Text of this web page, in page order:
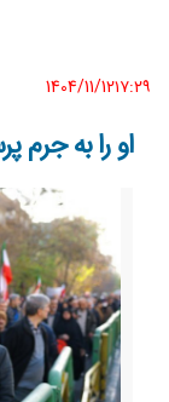
1404/11/12١٧:٢٩
او را به جرم